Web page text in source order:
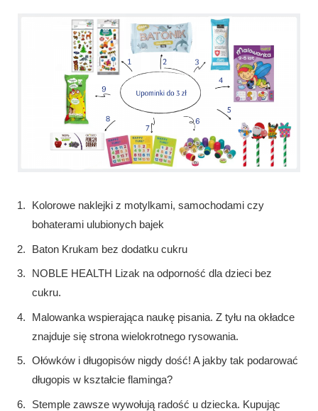
Kolorowe naklejki z motylkami, samochodami czy
bohaterami ulubionych bajek
Baton Krukam bez dodatku cukru
NOBLE HEALTH Lizak na odporność dla dzieci bez
cukru.
Malowanka wspierająca naukę pisania. Z tyłu na okładce
znajduje się strona wielokrotnego rysowania.
Ołówków i długopisów nigdy dość! A jakby tak podarować
długopis w kształcie flaminga?
Stemple zawsze wywołują radość u dziecka. Kupując